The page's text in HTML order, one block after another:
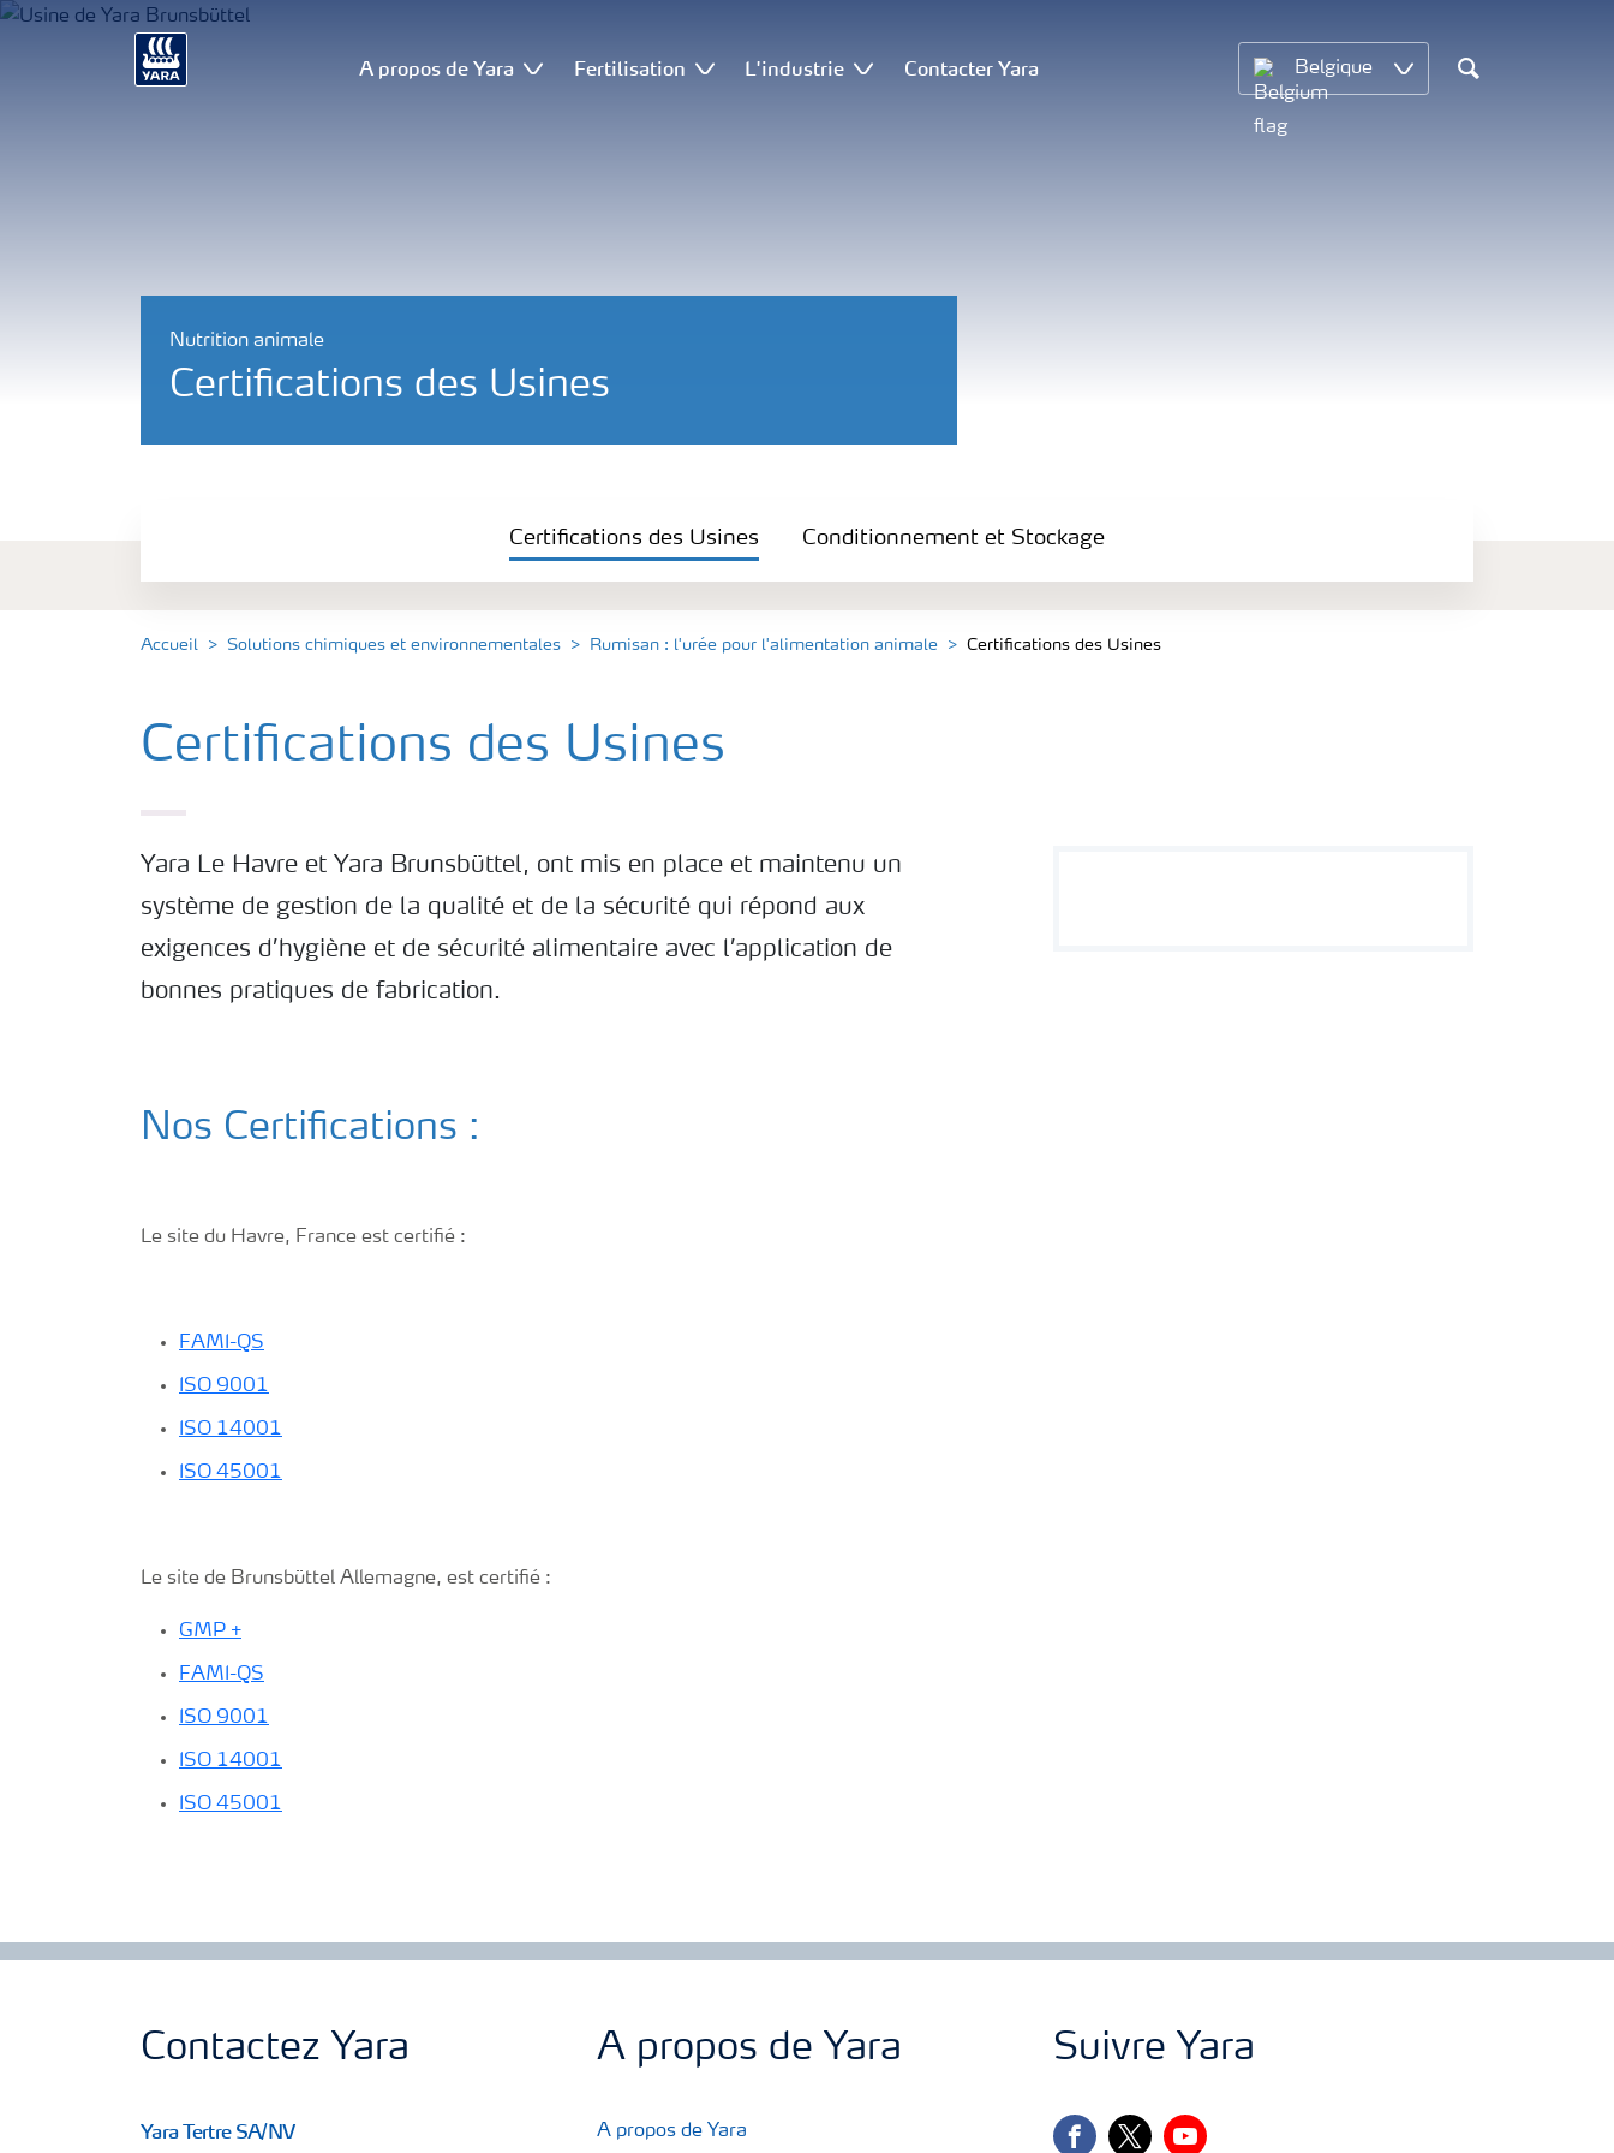
A propos de Yara Fertilisation L'industrie Contacter Yara Belgique
Chercher
Nutrition animale
Certifications des Usines
Certifications des Usines Conditionnement et Stockage
Accueil Solutions chimiques et environnementales Rumisan : l'urée pour l'alimentation animale Certifications des Usines
Certifications des Usines
Yara Le Havre et Yara Brunsbüttel, ont mis en place et maintenu un
système de gestion de la qualité et de la sécurité qui répond aux
exigences d’hygiène et de sécurité alimentaire avec l’application de
bonnes pratiques de fabrication.
Nos Certifications :
Le site du Havre, France est certifié :
FAMI-QS
ISO 9001
ISO 14001
ISO 45001
Le site de Brunsbüttel Allemagne, est certifié :
GMP +
FAMI-QS
ISO 9001
ISO 14001
ISO 45001
Contactez Yara
Yara Tertre SA/NV
A propos de Yara
A propos de Yara
Suivre Yara
facebooktwitteryoutube